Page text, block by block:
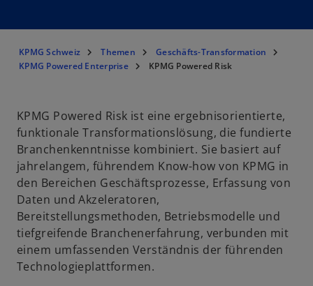
KPMG Schweiz Themen
Geschäfts-Transformation
KPMG Powered Enterprise
KPMG Powered Risk
KPMG Powered Risk ist eine ergebnisorientierte,
funktionale Transformationslösung, die fundierte
Branchenkenntnisse kombiniert. Sie basiert auf
jahrelangem, führendem Know-how von KPMG in
den Bereichen Geschäftsprozesse, Erfassung von
Daten und Akzeleratoren,
Bereitstellungsmethoden, Betriebsmodelle und
tiefgreifende Branchenerfahrung, verbunden mit
einem umfassenden Verständnis der führenden
Technologieplattformen.